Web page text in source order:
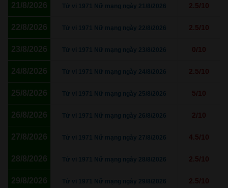
21/8/2026 Tử vi 1971 Nữ mạng ngày 21/8/2026 2.5/10
22/8/2026 Tử vi 1971 Nữ mạng ngày 22/8/2026 2.5/10
23/8/2026 Tử vi 1971 Nữ mạng ngày 23/8/2026 0/10
24/8/2026 Tử vi 1971 Nữ mạng ngày 24/8/2026 2.5/10
25/8/2026 Tử vi 1971 Nữ mạng ngày 25/8/2026 5/10
26/8/2026 Tử vi 1971 Nữ mạng ngày 26/8/2026 2/10
27/8/2026 Tử vi 1971 Nữ mạng ngày 27/8/2026 4.5/10
28/8/2026 Tử vi 1971 Nữ mạng ngày 28/8/2026 2.5/10
29/8/2026 Tử vi 1971 Nữ mạng ngày 29/8/2026 2.5/10